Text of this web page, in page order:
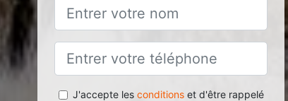
J'accepte les conditionset d'être rappelé